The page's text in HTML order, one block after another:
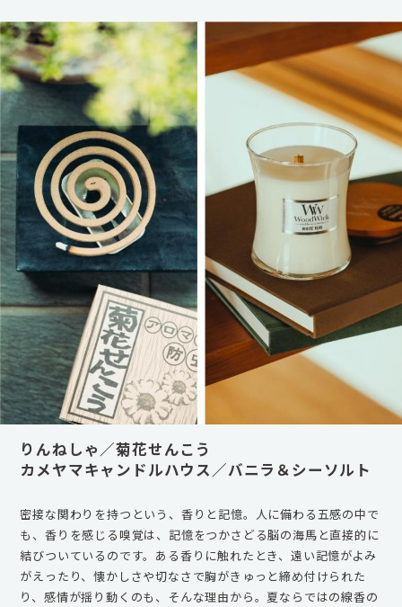
りんねしゃ／菊花せんこう
カメヤマキャンドルハウス／バニラ＆シーソルト
密接な関わりを持つという、香りと記憶。人に備わる五感の中で
も、香りを感じる嗅覚は、記憶をつかさどる脳の海馬と直接的に
結びついているのです。ある香りに触れたとき、遠い記憶がよみ
がえったり、懐かしさや切なさで胸がきゅっと締め付けられた
り、感情が揺り動くのも、そんな理由から。夏ならではの線香の